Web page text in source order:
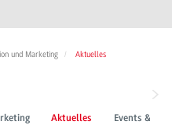
und Marketing Aktuelles
Aktuelles Events &